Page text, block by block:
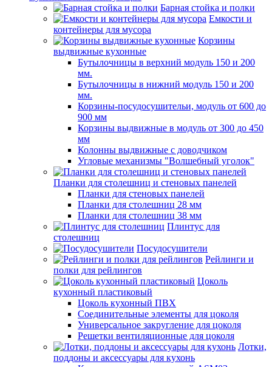
Барная стойка и полки
Емкости и
контейнеры для мусора
Корзины
выдвижные кухонные
Бутылочницы в верхний модуль 150 и 200
мм.
Бутылочницы в нижний модуль 150 и 200
мм.
Корзины-посудосушительи, модуль от 600 до
900 мм
Корзины выдвижные в модуль от 300 до 450
мм
Колонны выдвижные с доводчиком
Угловые механизмы "Волшебный уголок"
Планки для столешниц и стеновых панелей
Планки для стеновых панелей
Планки для столешниц 28 мм
Планки для столешниц 38 мм
Плинтус для
столешниц
Посудосушители
Рейлинги и
полки для рейлингов
Цоколь
кухонный пластиковый
Цоколь кухонный ПВХ
Соединительные элементы для цоколя
Универсальное закругление для цоколя
Решетки вентиляционные для цоколя
Лотки,
поддоны и аксессуары для кухонь